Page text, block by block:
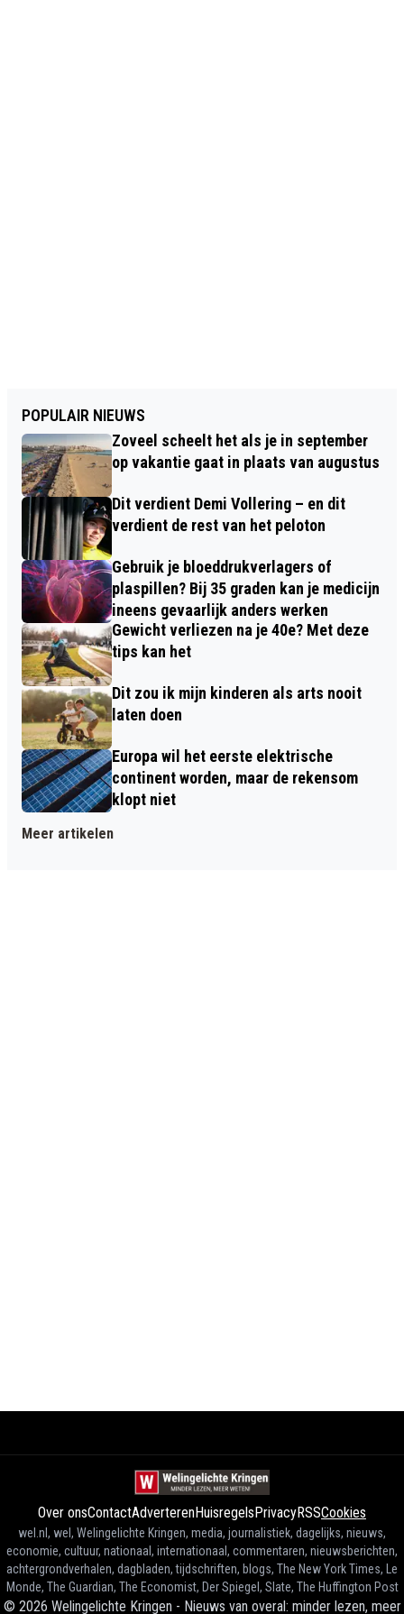
POPULAIR NIEUWS
Zoveel scheelt het als je in september
op vakantie gaat in plaats van augustus
Dit verdient Demi Vollering – en dit
verdient de rest van het peloton
Gebruik je bloeddrukverlagers of
plaspillen? Bij 35 graden kan je medicijn
ineens gevaarlijk anders werken
Gewicht verliezen na je 40e? Met deze
tips kan het
Dit zou ik mijn kinderen als arts nooit
laten doen
Europa wil het eerste elektrische
continent worden, maar de rekensom
klopt niet
Meer artikelen
Over onsContactAdverterenHuisregelsPrivacyRSSCookies
wel.nl, wel, Welingelichte Kringen, media, journalistiek, dagelijks, nieuws,
economie, cultuur, nationaal, internationaal, commentaren, nieuwsberichten,
achtergrondverhalen, dagbladen, tijdschriften, blogs, The New York Times, Le
Monde, The Guardian, The Economist, Der Spiegel, Slate, The Huffington Post
© 2026 Welingelichte Kringen - Nieuws van overal: minder lezen, meer